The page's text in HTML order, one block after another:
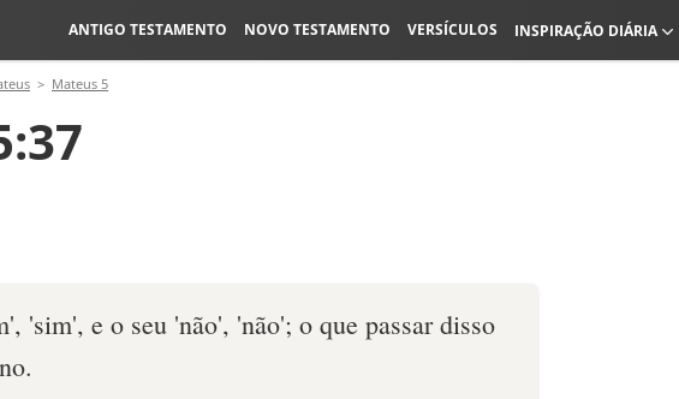
ANTIGO TESTAMENTO NOVO TESTAMENTO VERSÍCULOS INSPIRAÇÃO DIÁRIA
Mateus 5
'sim', e o seu 'não', 'não'; o que passar disso